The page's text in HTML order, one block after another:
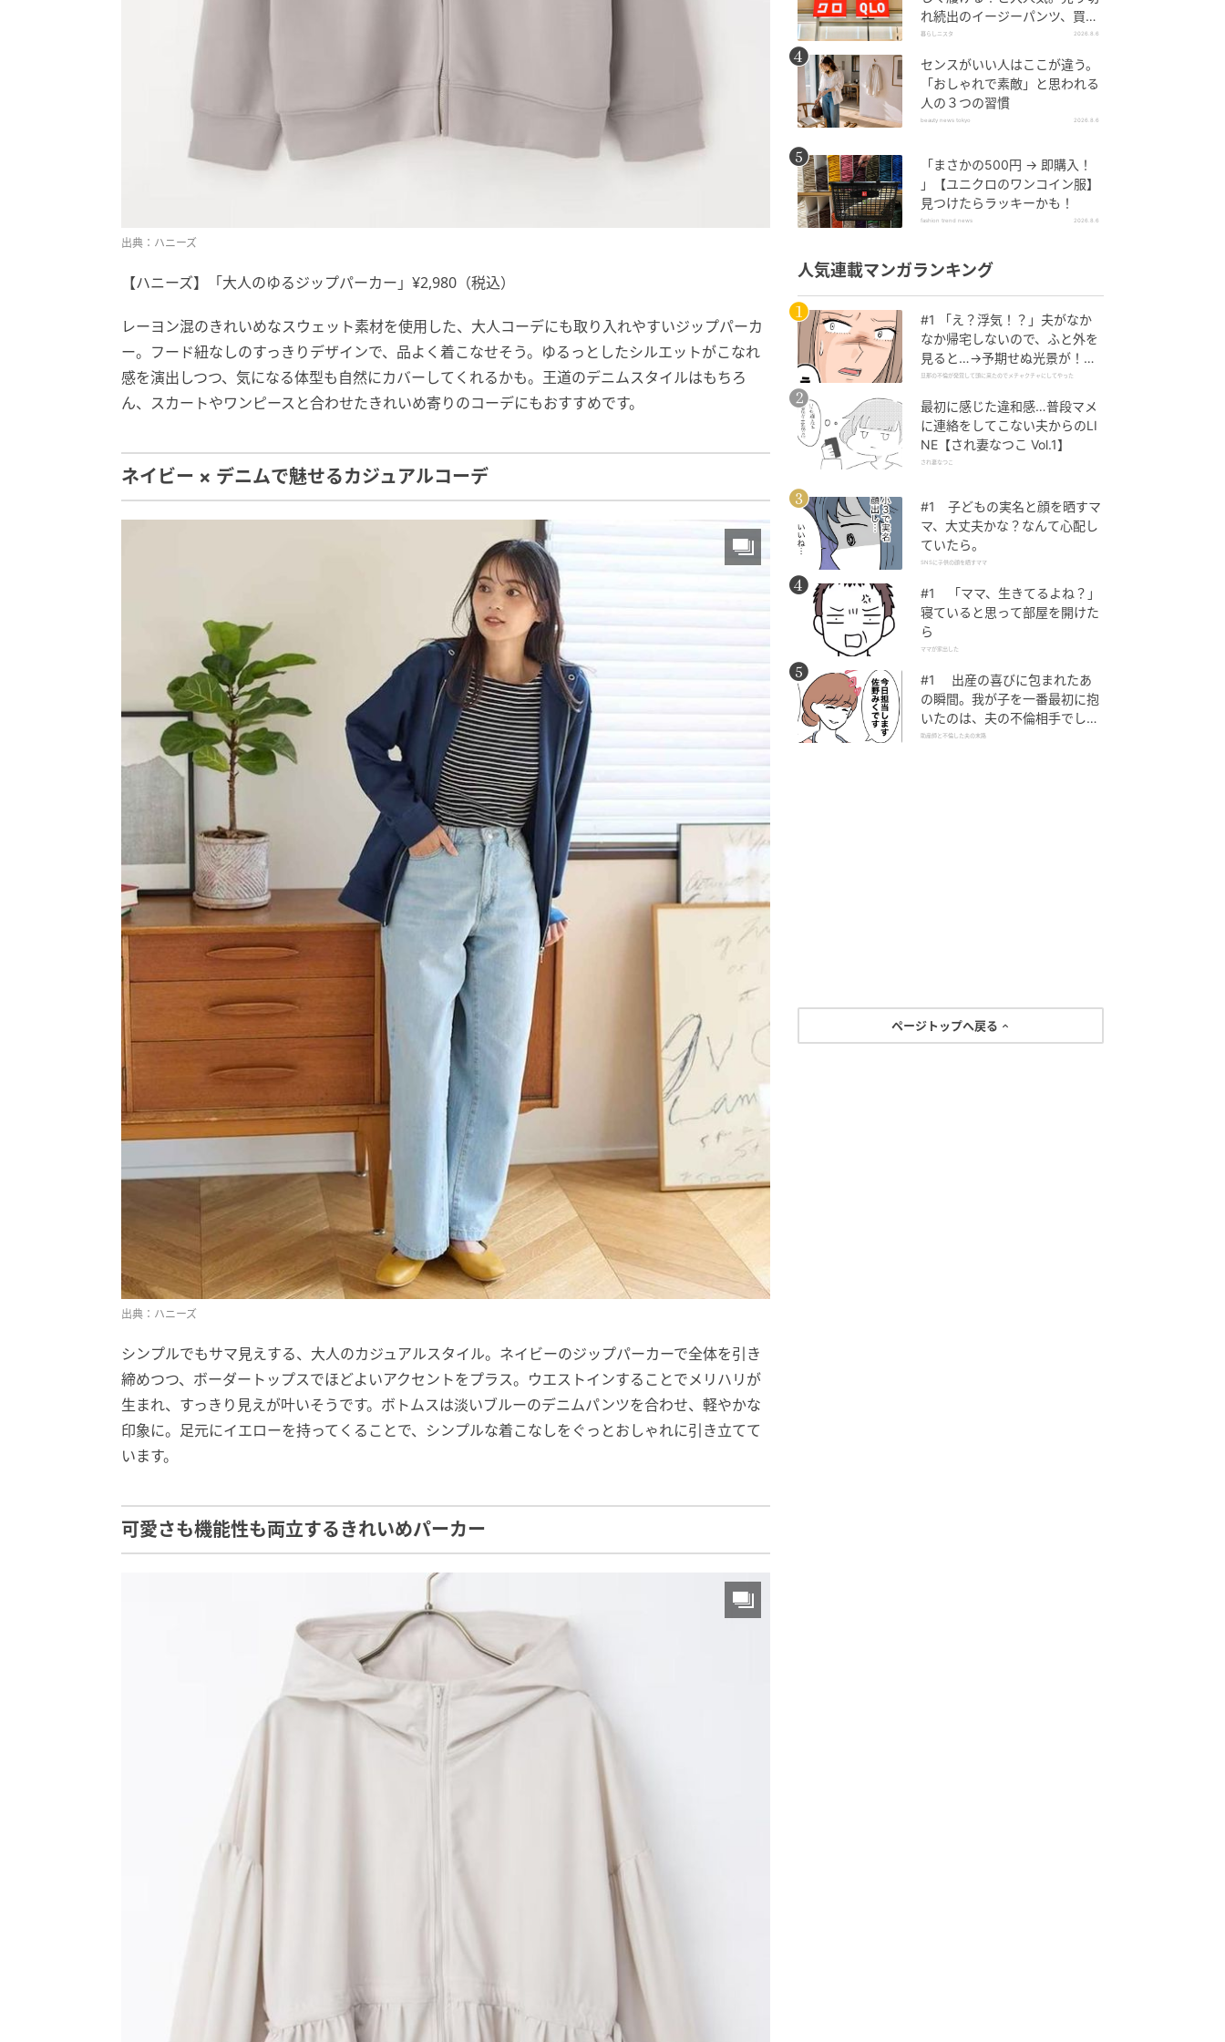
出典：ハニーズ
【ハニーズ】「大人のゆるジップパーカー」¥2,980（税込）
レーヨン混のきれいめなスウェット素材を使用した、大人コーデにも取り入れやすいジップパーカ
ー。フード紐なしのすっきりデザインで、品よく着こなせそう。ゆるっとしたシルエットがこなれ
感を演出しつつ、気になる体型も自然にカバーしてくれるかも。王道のデニムスタイルはもちろ
ん、スカートやワンピースと合わせたきれいめ寄りのコーデにもおすすめです。
ネイビー × デニムで魅せるカジュアルコーデ
出典：ハニーズ
シンプルでもサマ見えする、大人のカジュアルスタイル。ネイビーのジップパーカーで全体を引き
締めつつ、ボーダートップスでほどよいアクセントをプラス。ウエストインすることでメリハリが
生まれ、すっきり見えが叶いそうです。ボトムスは淡いブルーのデニムパンツを合わせ、軽やかな
印象に。足元にイエローを持ってくることで、シンプルな着こなしをぐっとおしゃれに引き立てて
います。
可愛さも機能性も両立するきれいめパーカー
れ続出のイージーパンツ、買っ
てみた！
暮らしニスタ 2026.8.6
センスがいい人はここが違う。
「おしゃれで素敵」と思われる
人の３つの習慣
beauty news tokyo 2026.8.6
「まさかの500円 → 即購入！
」【ユニクロのワンコイン服】
見つけたらラッキーかも！
fashion trend news 2026.8.6
人気連載マンガランキング
#1 「え？浮気！？」夫がなか
なか帰宅しないので、ふと外を
見ると…→予期せぬ光景が！｜
旦那の不倫が発覚して頭に来た
旦那の不倫が発覚して頭に来たのでメチャクチャにしてやった
最初に感じた違和感…普段マメ
に連絡をしてこない夫からのLI
NE【され妻なつこ Vol.1】
され妻なつこ
#1 子どもの実名と顔を晒すマ
マ、大丈夫かな？なんて心配し
ていたら。
SNSに子供の顔を晒すママ
#1 「ママ、生きてるよね？」
寝ていると思って部屋を開けた
ら
ママが家出した
#1 出産の喜びに包まれたあ
の瞬間。我が子を一番最初に抱
いたのは、夫の不倫相手でし
た。
助産師と不倫した夫の末路
ページトップへ戻る